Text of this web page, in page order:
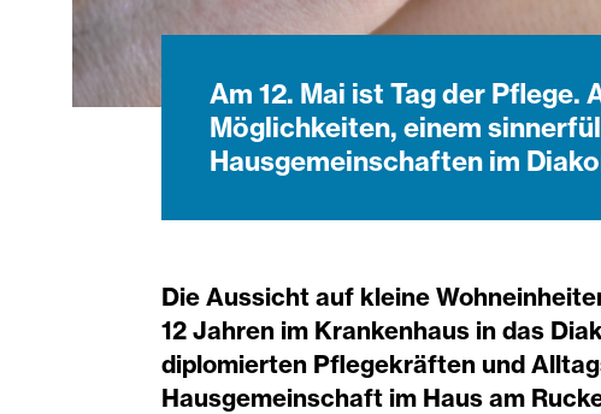
Am 12. Mai ist Tag der
Möglichkeiten, einem
Hausgemeinschaften im
Die Aussicht auf kleine
12 Jahren im Krankenhaus in das
diplomierten Pflegekräften und
Hausgemeinschaft im Haus am